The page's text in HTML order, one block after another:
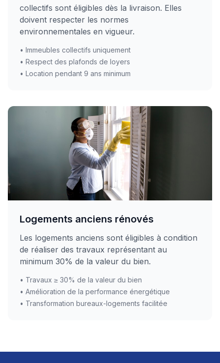
collectifs sont éligibles dès la livraison. Elles
doivent respecter les normes
environnementales en vigueur.
• Immeubles collectifs uniquement
• Respect des plafonds de loyers
• Location pendant 9 ans minimum
Logements anciens rénovés
Les logements anciens sont éligibles à condition
de réaliser des travaux représentant au
minimum 30% de la valeur du bien.
• Travaux ≥ 30% de la valeur du bien
• Amélioration de la performance énergétique
• Transformation bureaux-logements facilitée